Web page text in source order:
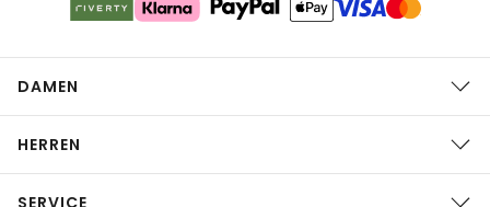
DAMEN
HERREN
SERVICE